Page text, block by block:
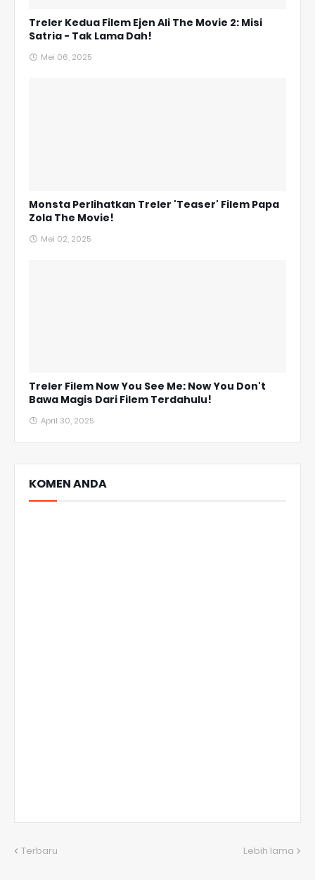
Treler Kedua Filem Ejen Ali The Movie 2: Misi
Satria - Tak Lama Dah!
Mei 06, 2025
Monsta Perlihatkan Treler 'Teaser' Filem Papa
Zola The Movie!
Mei 02, 2025
Treler Filem Now You See Me: Now You Don't
Bawa Magis Dari Filem Terdahulu!
April 30, 2025
KOMEN ANDA
Terbaru Lebih lama